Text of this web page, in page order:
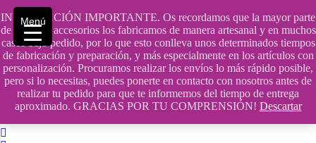
INFORMACIÓN IMPORTANTE. Os recordamos que la mayor parte
de nuestros accesorios los fabricamos de manera artesanal y en muchos
casos bajo pedido, por lo que esto conlleva unos determinados tiempos
de fabricación y preparación, y más especialmente en los artículos con
personalización. Procuramos realizar los envíos lo más rápido posible,
pero si lo necesitas, puedes ponerte en contacto con nosotros antes de
realizar tu pedido para que te informemos del tiempo de entrega
aproximado. GRACIAS POR TU COMPRENSIÓN! Descartar
Saltar
contenido
609241475 SOLO DE 10:00 a 14:00
info@hobbyaescala.com
San Fernando de Henares
10:00 - 14:00
Menú